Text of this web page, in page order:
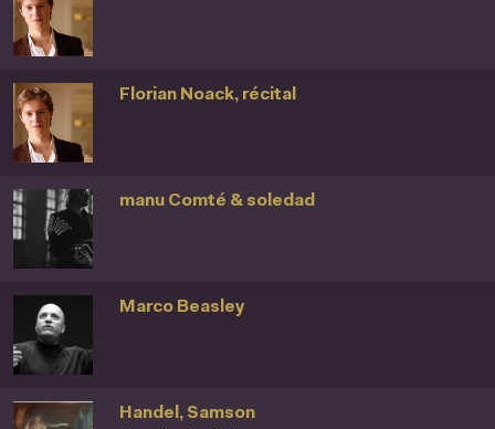
Florian Noack, récital
manu Comté & soledad
Marco Beasley
Handel, Samson